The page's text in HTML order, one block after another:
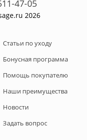
47-05
2026
Статьи по уходу
Бонусная программа
Помощь покупателю
Наши преимущества
Новости
Задать вопрос